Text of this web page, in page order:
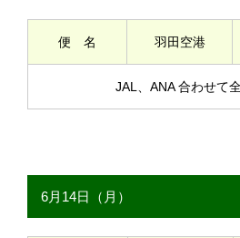
便 名 羽田空港
JAL、ANA 合わせて
6月14日（月）